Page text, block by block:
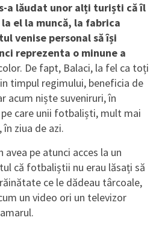
a lăudat unor alți turiști că îl
el la muncă, la fabrica
venise personal să își
reprezenta o minune a
De fapt, Balaci, la fel ca toți
timpul regimului, beneficia de
acum niște suveniruri, în
care unii fotbaliști, mult mai
ziua de azi.
pe atunci acces la un
că fotbaliștii nu erau lăsați să
ce le dădeau târcoale,
un video ori un televizor